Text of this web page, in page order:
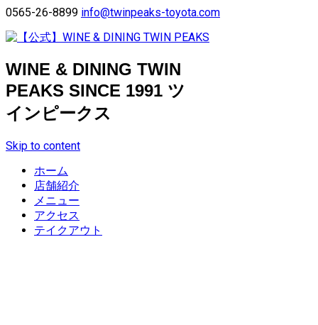
0565-26-8899 info@twinpeaks-toyota.com
WINE & DINING TWIN
PEAKS SINCE 1991 ツ
インピークス
Skip to content
ホーム
店舗紹介
メニュー
アクセス
テイクアウト